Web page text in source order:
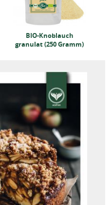
BIO-Knoblauch
granulat (250 Gramm)